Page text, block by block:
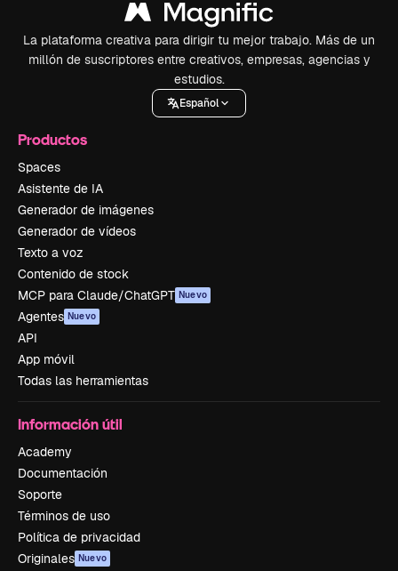
La plataforma creativa para dirigir tu mejor trabajo. Más de un
millón de suscriptores entre creativos, empresas, agencias y
estudios.
Español
Productos
Spaces
Asistente de IA
Generador de imágenes
Generador de vídeos
Texto a voz
Contenido de stock
MCP para Claude/ChatGPT Nuevo
Agentes Nuevo
API
App móvil
Todas las herramientas
Información útil
Academy
Documentación
Soporte
Términos de uso
Política de privacidad
Originales Nuevo